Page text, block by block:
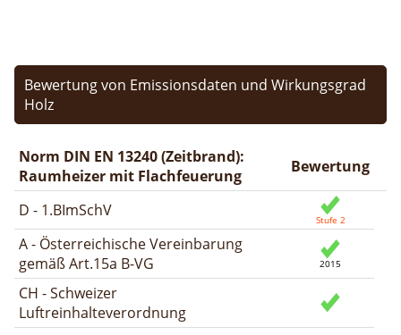
Bewertung von Emissionsdaten und Wirkungsgrad
Holz
Norm DIN EN 13240 (Zeitbrand):
Raumheizer mit Flachfeuerung
Bewertung
D - 1.BImSchV
A - Österreichische Vereinbarung
gemäß Art.15a B-VG
CH - Schweizer
Luftreinhalteverordnung